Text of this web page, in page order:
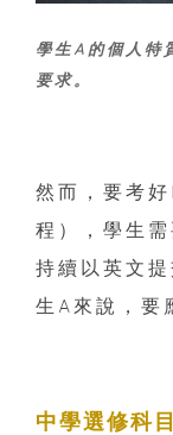
學生A的個人特
要求。
然而，要考
程），學生
持續以英文
生A來說，要
中學選修科